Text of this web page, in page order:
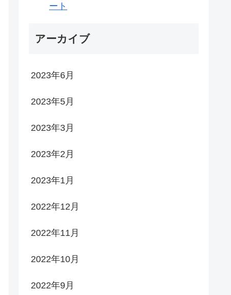
ート
アーカイブ
2023年6月
2023年5月
2023年3月
2023年2月
2023年1月
2022年12月
2022年11月
2022年10月
2022年9月